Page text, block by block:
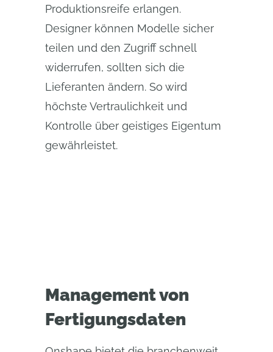
Produktionsreife erlangen.
Designer können Modelle sicher
teilen und den Zugriff schnell
widerrufen, sollten sich die
Lieferanten ändern. So wird
höchste Vertraulichkeit und
Kontrolle über geistiges Eigentum
gewährleistet.
Management von
Fertigungsdaten